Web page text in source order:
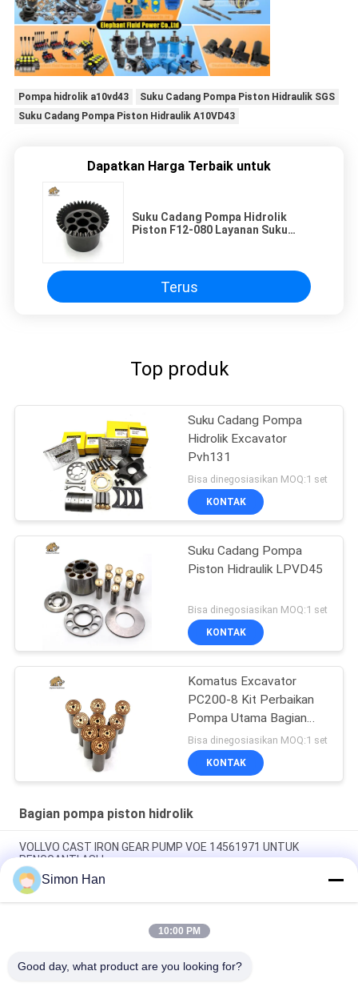
Pompa hidrolik a10vd43
Suku Cadang Pompa Piston Hidraulik SGS
Suku Cadang Pompa Piston Hidraulik A10VD43
Dapatkan Harga Terbaik untuk
Suku Cadang Pompa Hidrolik
Piston F12-080 Layanan Suku
Terus
Top produk
Suku Cadang Pompa
Hidrolik Excavator
Pvh131
Bisa dinegosiasikan MOQ:1 set
KONTAK
Suku Cadang Pompa
Piston Hidraulik LPVD45
Bisa dinegosiasikan MOQ:1 set
KONTAK
Komatus Excavator
PC200-8 Kit Perbaikan
Pompa Utama Bagian
Pompa Hidraulik Pompa
Piston Layanan
Perbaikan Pemeliharaan
Bisa dinegosiasikan MOQ:1 set
KONTAK
Bagian pompa piston hidrolik
VOLLVO CAST IRON GEAR PUMP VOE 14561971 UNTUK
PENGGANTI ASLI
VOLLVO CAST IRON GEAR PUMP VOE 14537295 UNTUK
PENGGANTI ASLI
VOLLVO CAST IRON GEAR PUMP VOE 14782798 UNTUK
Simon Han
10:00 PM
Good day, what product are you looking for?